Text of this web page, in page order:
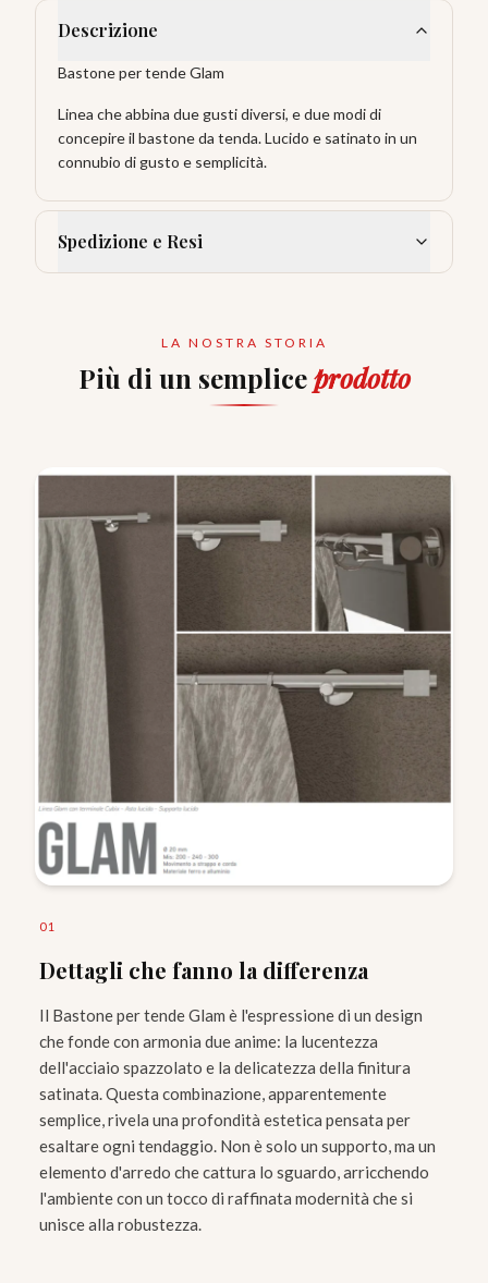
Descrizione
Bastone per tende Glam
Linea che abbina due gusti diversi, e due modi di
concepire il bastone da tenda. Lucido e satinato in un
connubio di gusto e semplicità.
Spedizione e Resi
LA NOSTRA STORIA
Più di un sempliceprodotto
01
Dettagli che fanno la differenza
Il Bastone per tende Glam è l'espressione di un design
che fonde con armonia due anime: la lucentezza
dell'acciaio spazzolato e la delicatezza della finitura
satinata. Questa combinazione, apparentemente
semplice, rivela una profondità estetica pensata per
esaltare ogni tendaggio. Non è solo un supporto, ma un
elemento d'arredo che cattura lo sguardo, arricchendo
l'ambiente con un tocco di raffinata modernità che si
unisce alla robustezza.